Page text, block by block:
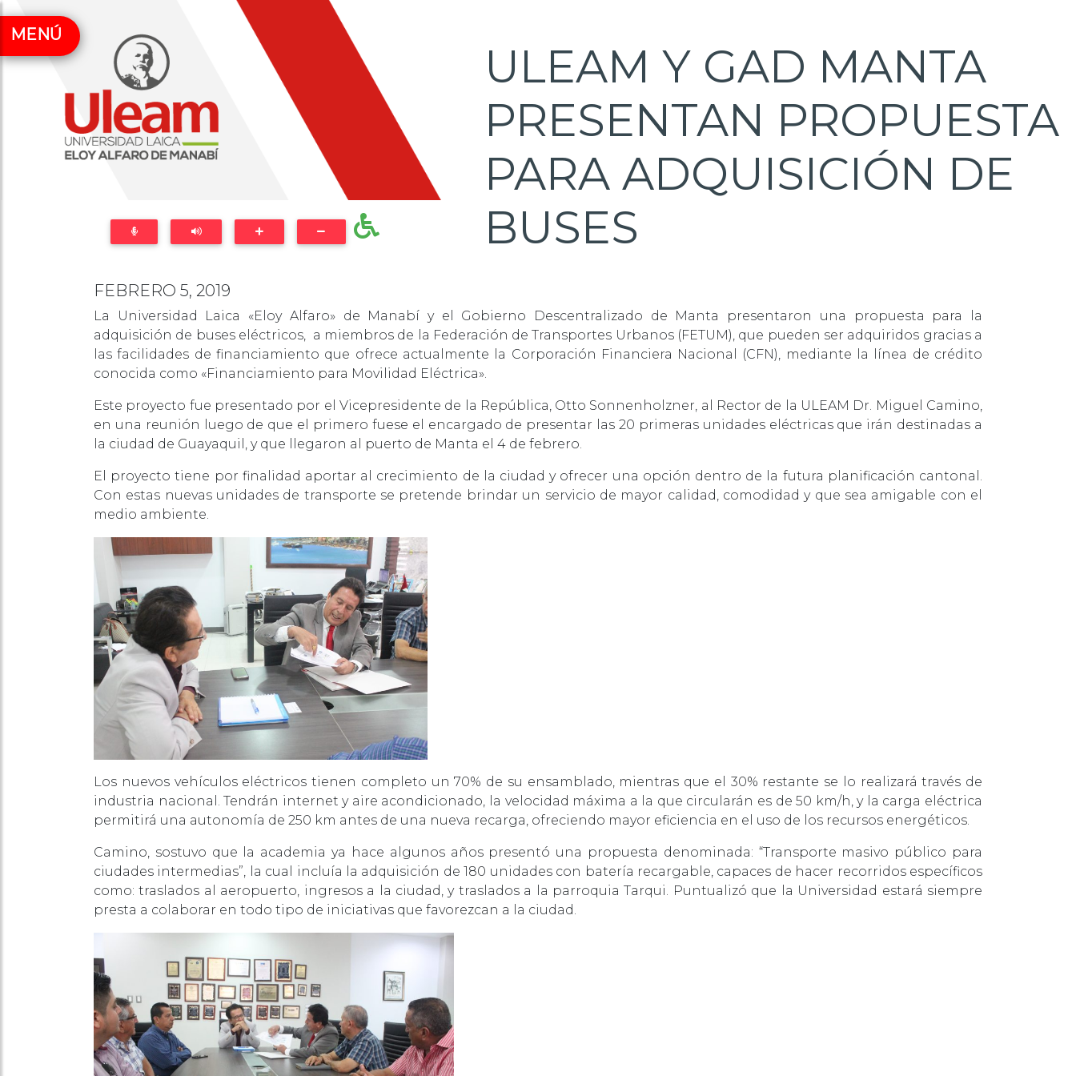
MENÚ
ULEAM Y GAD MANTA
PRESENTAN PROPUESTA
PARA ADQUISICIÓN DE
BUSES
FEBRERO 5, 2019
La Universidad Laica «Eloy Alfaro» de Manabí y el Gobierno Descentralizado de Manta presentaron una propuesta para la
adquisición de buses eléctricos, a miembros de la Federación de Transportes Urbanos (FETUM), que pueden ser adquiridos gracias a
las facilidades de financiamiento que ofrece actualmente la Corporación Financiera Nacional (CFN), mediante la línea de crédito
conocida como «Financiamiento para Movilidad Eléctrica».
Este proyecto fue presentado por el Vicepresidente de la República, Otto Sonnenholzner, al Rector de la ULEAM Dr. Miguel Camino,
en una reunión luego de que el primero fuese el encargado de presentar las 20 primeras unidades eléctricas que irán destinadas a
la ciudad de Guayaquil, y que llegaron al puerto de Manta el 4 de febrero.
El proyecto tiene por finalidad aportar al crecimiento de la ciudad y ofrecer una opción dentro de la futura planificación cantonal.
Con estas nuevas unidades de transporte se pretende brindar un servicio de mayor calidad, comodidad y que sea amigable con el
medio ambiente.
Los nuevos vehículos eléctricos tienen completo un 70% de su ensamblado, mientras que el 30% restante se lo realizará través de
industria nacional. Tendrán internet y aire acondicionado, la velocidad máxima a la que circularán es de 50 km/h, y la carga eléctrica
permitirá una autonomía de 250 km antes de una nueva recarga, ofreciendo mayor eficiencia en el uso de los recursos energéticos.
Camino, sostuvo que la academia ya hace algunos años presentó una propuesta denominada: “Transporte masivo público para
ciudades intermedias”, la cual incluía la adquisición de 180 unidades con batería recargable, capaces de hacer recorridos específicos
como: traslados al aeropuerto, ingresos a la ciudad, y traslados a la parroquia Tarqui. Puntualizó que la Universidad estará siempre
presta a colaborar en todo tipo de iniciativas que favorezcan a la ciudad.